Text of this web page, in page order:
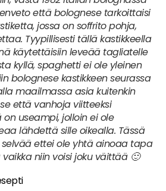
että bolognese tarkoittaisi
jossa on soffrito pohja,
Tyypillisesti tällä kastikkeella
käytettäisiin leveää tagliatelle
kyllä, spaghetti ei ole yleinen
bolognese kastikkeen seurassa
maailmassa asia kuitenkin
että vanhoja viitteeksi
useampi, jolloin ei ole
lähdettä sille oikealla. Tässä
ettei ole yhtä ainoaa tapa
niin voisi joku väittää 🙂